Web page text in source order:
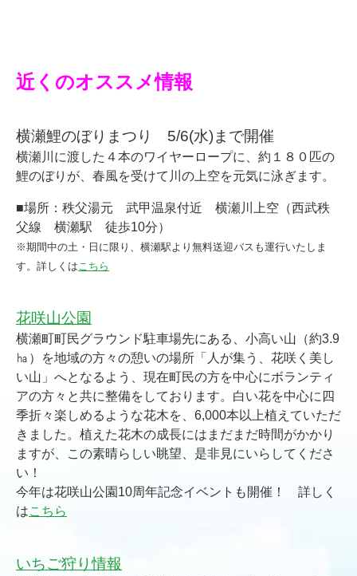
近くのオススメ情報
横瀬鯉のぼりまつり 5/6(水)まで開催
横瀬川に渡した４本のワイヤーロープに、約１８０匹の
鯉のぼりが、春風を受けて川の上空を元気に泳ぎます。
■場所：秩父湯元 武甲温泉付近 横瀬川上空（西武秩
父線 横瀬駅 徒歩10分）
※期間中の土・日に限り、横瀬駅より無料送迎バスも運行いたしま
す。詳しくは こちら
花咲山公園
横瀬町町民グラウンド駐車場先にある、小高い山（約3.9
㏊）を地域の方々の憩いの場所「人が集う、花咲く美し
い山」へとなるよう、現在町民の方を中心にボランティ
アの方々と共に整備をしております。白い花を中心に四
季折々楽しめるような花木を、6,000本以上植えていただ
きました。植えた花木の成長にはまだまだ時間がかかり
ますが、この素晴らしい眺望、是非見にいらしてくださ
い！
今年は花咲山公園10周年記念イベントも開催！ 詳しく
はこちら
いちご狩り情報